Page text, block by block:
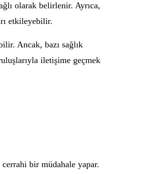
olarak belirlenir. Ayrıca,
etkileyebilir.
Ancak, bazı sağlık
iletişime geçmek
bir müdahale yapar.